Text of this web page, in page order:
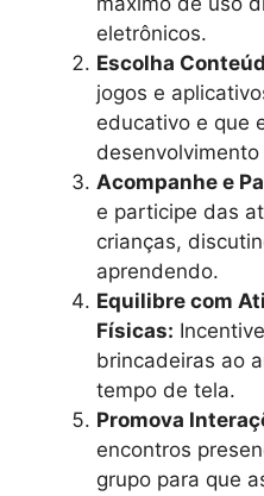
eletrônicos.
Escolha
jogos e
educativo e que
Acompanhe e
e participe das
crianças,
aprendendo.
Equilibre com
Físicas:
brincadeiras ao
tempo de tela.
Promova
encontros
grupo para que